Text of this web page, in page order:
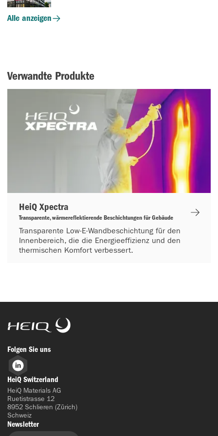
Alle anzeigen
Verwandte Produkte
HeiQ Xpectra
Transparente, wärmereflektierende Beschichtungen für Gebäude
Transparente Low-E-Wandbeschichtung für den
Innenbereich, die die Energieeffizienz und den
thermischen Komfort verbessert.
HeiQ
Folgen Sie uns
LinkedIn
HeiQ Switzerland
HeiQ Materials AG
Ruetistrasse 12
8952 Schlieren (Zürich)
Schweiz
Newsletter